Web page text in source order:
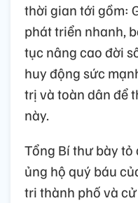
thời gian tới gồm:
phát triển nhanh,
tục nâng cao đời
huy động sức
trị và toàn dân để
này.
Tổng Bí thư bày tỏ
ủng hộ quý báu
tri thành phố và